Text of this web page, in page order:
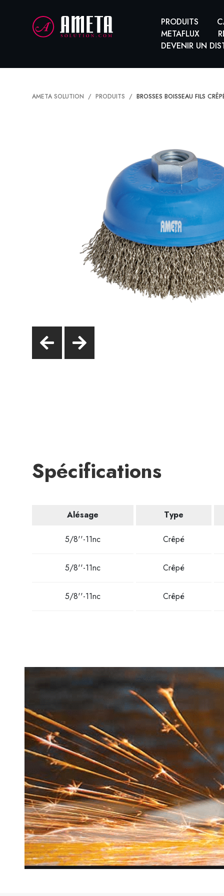
PRODUITS
METAFLUX
DEVENIR UN
AMETA SOLUTION PRODUITS BROSSES BOISSEAU FILS
Spécifications
Alésage Type
5/8''-11nc Crêpé
5/8''-11nc Crêpé
5/8''-11nc Crêpé